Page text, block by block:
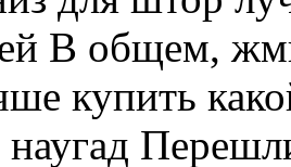
В общем,
купить
наугад